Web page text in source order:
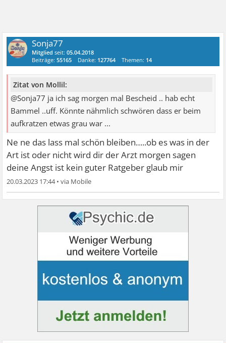
Sonja77
Mitglied seit:05.04.2018
Beiträge:55165 Danke: 127764 Themen: 14
Zitat von Mollil:
@Sonja77 ja ich sag morgen mal Bescheid .. hab echt
Bammel ..uff. Könnte nähmlich schwören dass er beim
aufkratzen etwas grau war ...
Ne ne das lass mal schön bleiben…..ob es was in der
Art ist oder nicht wird dir der Arzt morgen sagen
deine Angst ist kein guter Ratgeber glaub mir
20.03.2023 17:44•